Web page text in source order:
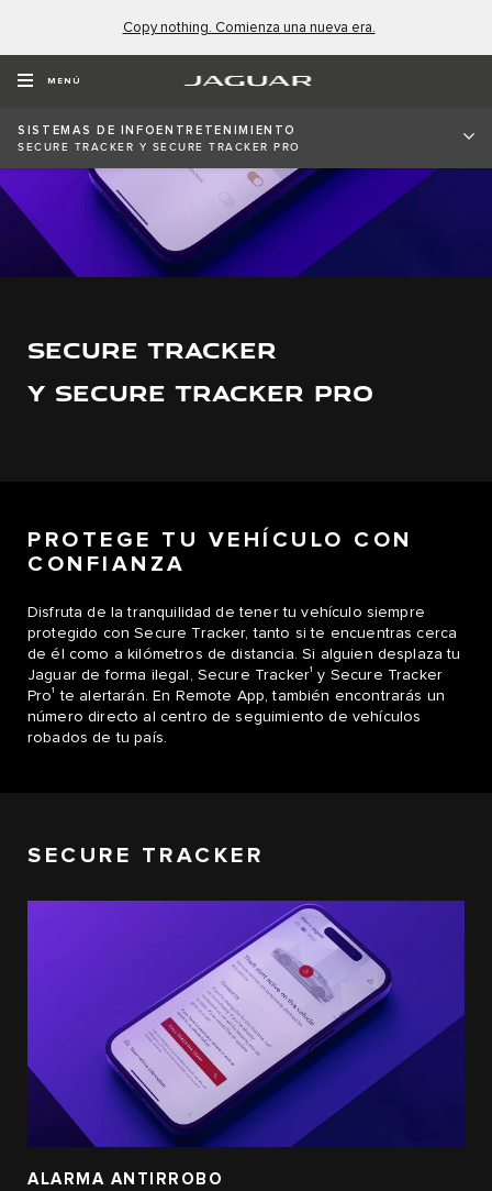
Copy nothing. Comienza una nueva era.
MENÚ
SISTEMAS DE INFOENTRETENIMIENTO
SECURE TRACKER Y SECURE TRACKER PRO
SECURE TRACKER
Y SECURE TRACKER PRO
PROTEGE TU VEHÍCULO CON
CONFIANZA
Disfruta de la tranquilidad de tener tu vehículo siempre
protegido con Secure Tracker, tanto si te encuentras cerca
de él como a kilómetros de distancia. Si alguien desplaza tu
Jaguar de forma ilegal, Secure Tracker1 y Secure Tracker
Pro1 te alertarán. En Remote App, también encontrarás un
número directo al centro de seguimiento de vehículos
robados de tu país.
SECURE TRACKER
ALARMA ANTIRROBO